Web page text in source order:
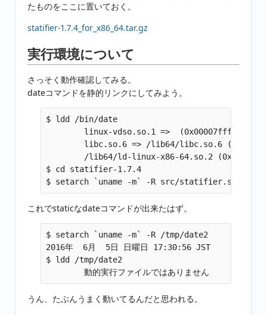
たものをここに置いておく。
statifier-1.7.4_for_x86_64.tar.gz
実行環境について
さっそく動作確認してみる。
dateコマンドを静的リンクにしてみよう。
$ ldd /bin/date
linux-vdso.so.1 =>
libc.so.6 => /lib64/libc.so.6
/lib64/ld-linux-x86-64.so.2
$ cd statifier-1.7.4
これでstaticなdateコマンドが出来たはず。
$ setarch `uname -m` -R /tmp/date2
2016年  6月  5日 日曜日 17:30:56 JST
$ ldd /tmp/date2
うん、たぶんうまく動いてるんだと思われる。